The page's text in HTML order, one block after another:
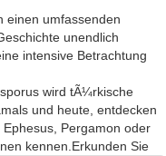
einen umfassenden
unendlich
intensive Betrachtung
wird tÃ¼rkische
und heute, entdecken
Pergamon oder
kennen. Erkunden Sie